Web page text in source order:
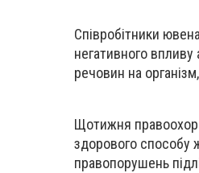
Співробітники
негативного впливу
речовин на
Щотижня
здорового способу
правопорушень